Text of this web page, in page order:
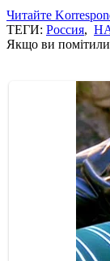
Читайте
ТЕГИ: Россия,
Якщо ви помітили